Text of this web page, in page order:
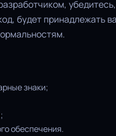
будет принадлежать
знаки;
обеспечения.